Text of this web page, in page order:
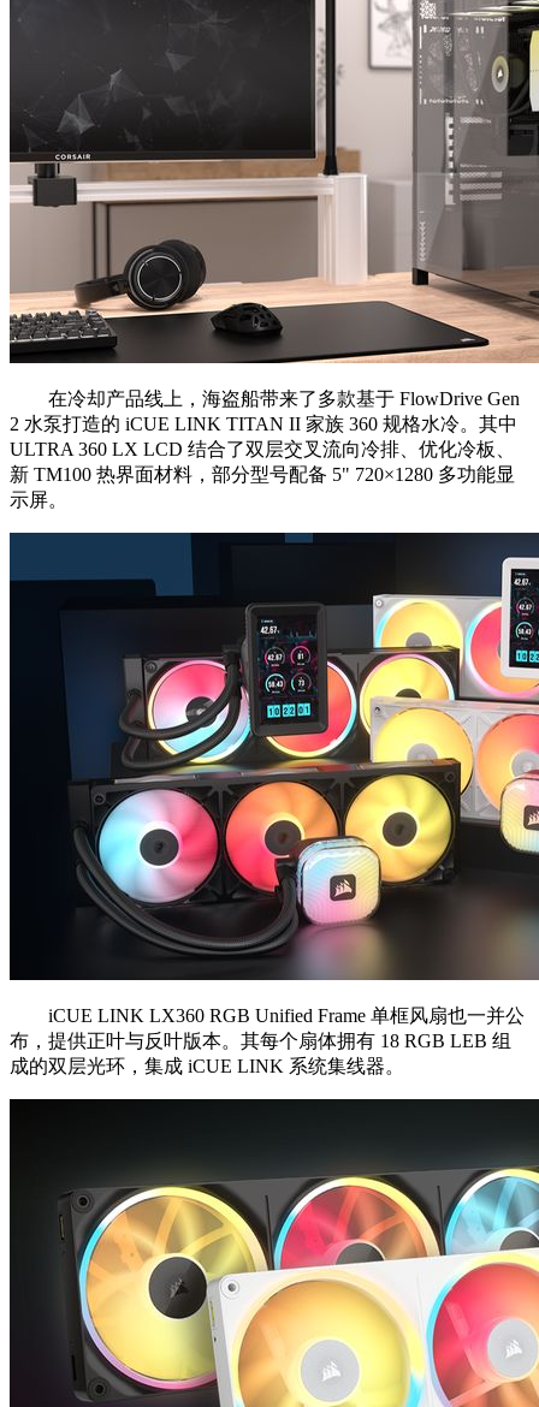
在冷却产品线上，海盗船带来了多款基于 FlowDrive Gen
2 水泵打造的 iCUE LINK TITAN II 家族 360 规格水冷。其中
ULTRA 360 LX LCD 结合了双层交叉流向冷排、优化冷板、
新 TM100 热界面材料，部分型号配备 5" 720×1280 多功能显
示屏。
iCUE LINK LX360 RGB Unified Frame 单框风扇也一并公
布，提供正叶与反叶版本。其每个扇体拥有 18 RGB LEB 组
成的双层光环，集成 iCUE LINK 系统集线器。